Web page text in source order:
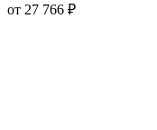
от 27 766 ₽